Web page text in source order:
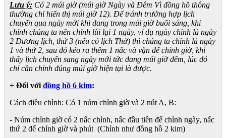
Lưu ý: Có 2 múi giờ (múi giờ Ngày và Đêm Vì đồng hồ thông
thường chỉ hiển thị múi giờ 12). Để tránh trường hợp lịch
chuyển qua ngày mới khi đang trong múi giờ buổi sáng, khi
chỉnh chúng ta nên chỉnh lùi lại 1 ngày, ví dụ ngày chỉnh là ngày
2 Dương lịch, thứ 3 (nếu có lịch Thứ) thì chúng ta chỉnh là ngày
1 và thứ 2, sau đó kéo ra thêm 1 nấc và vặn để chỉnh giờ, khi
thấy lịch chuyển sang ngày mới tức đang múi giờ đêm, lúc đó
chỉ cần chỉnh đúng múi giờ hiện tại là được.
+ Đối với đồng hồ 6 kim:
Cách điều chỉnh: Có 1 núm chỉnh giờ và 2 nút A, B:
- Núm chỉnh giờ có 2 nấc chỉnh, nấc đầu tiên để chỉnh ngày, nấc
thứ 2 để chỉnh giờ và phút (Chỉnh như đồng hồ 2 kim)